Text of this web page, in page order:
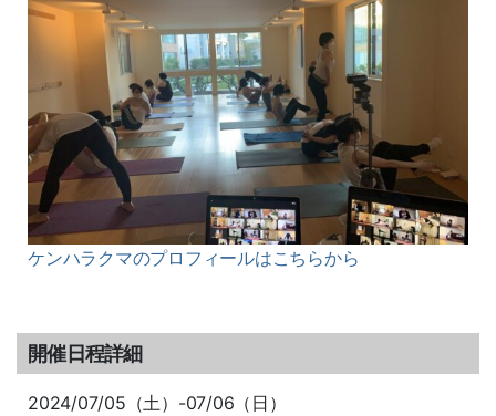
ケンハラクマのプロフィールはこちらから
開催日程詳細
2024/07/05（土）-07/06（日）